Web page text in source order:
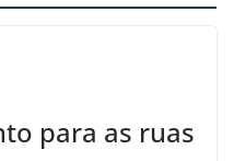
para as ruas